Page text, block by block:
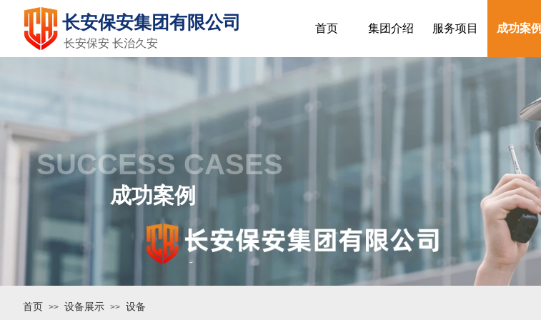
SUCCESS CASES
OUR SERVICES
N
成功案例
首页 >> 设备展示 >> 设备
首页 集团介绍 服务项目 成功案例
长安保安 长治久安
长安保安集团有限公司